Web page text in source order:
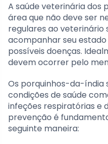
A saúde veterinária dos
área que não deve ser
regulares ao veterinário
acompanhar seu
possíveis doenças.
devem ocorrer pelo
Os porquinhos-da-índia
condições de saúde
infeções respiratórias e
prevenção é
seguinte maneira: